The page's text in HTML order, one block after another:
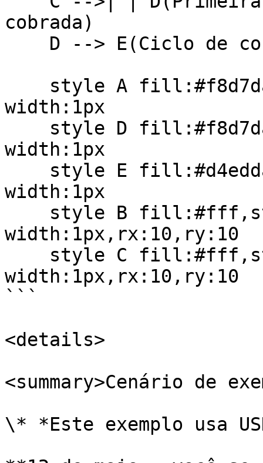
cobrada)
width:1px
width:1px
width:1px
width:1px,rx:10,ry:10
width:1px,rx:10,ry:10
```
<details>
<summary>Cenário de
\* *Este exemplo usa